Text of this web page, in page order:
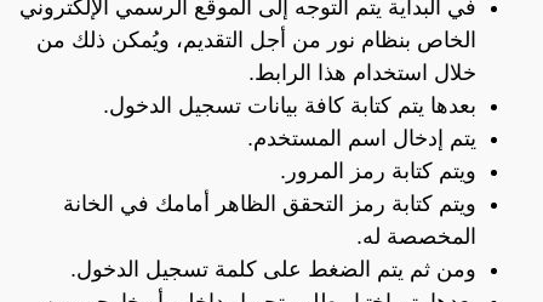
في البداية يتم التوجه إلى الموقع الرسمي الإلكتروني
الخاص بنظام نور من أجل التقديم، ويُمكن ذلك من
خلال استخدام هذا الرابط.
بعدها يتم كتابة كافة بيانات تسجيل الدخول.
يتم إدخال اسم المستخدم.
ويتم كتابة رمز المرور.
ويتم كتابة رمز التحقق الظاهر أمامك في الخانة
المخصصة له.
ومن ثم يتم الضغط على كلمة تسجيل الدخول.